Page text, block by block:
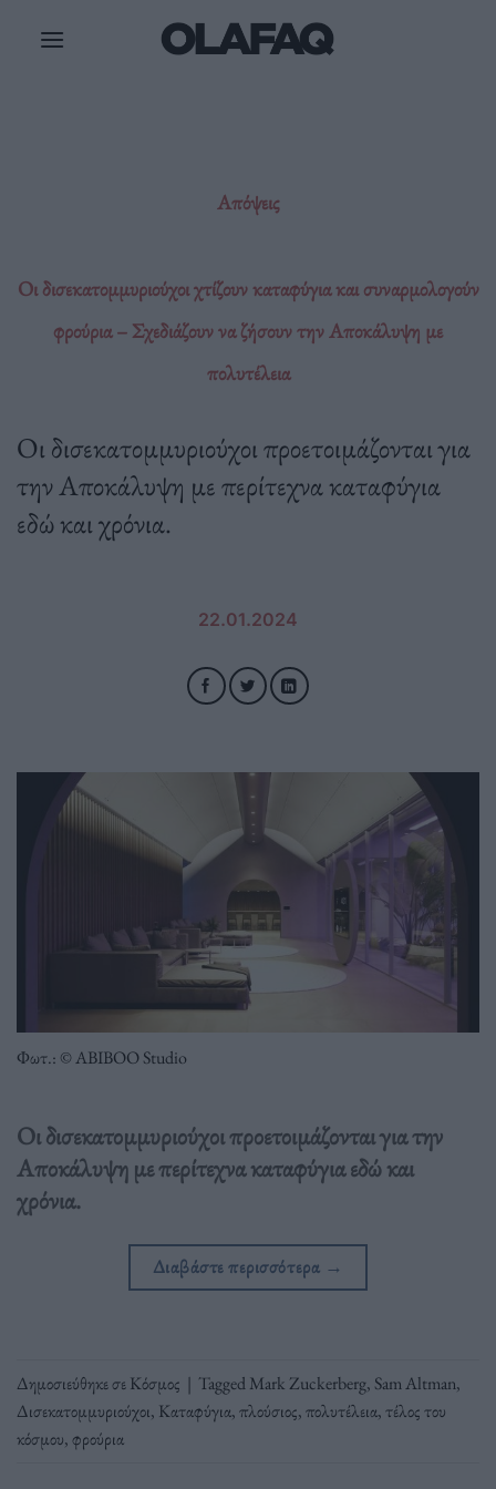
Απόψεις
Οι δισεκατομμυριούχοι χτίζουν καταφύγια και συναρμολογούν
φρούρια – Σχεδιάζουν να ζήσουν την Αποκάλυψη με
πολυτέλεια
Οι δισεκατομμυριούχοι προετοιμάζονται για
την Αποκάλυψη με περίτεχνα καταφύγια
εδώ και χρόνια.
22.01.2024
Φωτ.: © ABIBOO Studio
Οι δισεκατομμυριούχοι προετοιμάζονται για την
Αποκάλυψη με περίτεχνα καταφύγια εδώ και
χρόνια.
Διαβάστε περισσότερα →
Δημοσιεύθηκε σεΚόσμος | TaggedMark Zuckerberg, Sam Altman,
Δισεκατομμυριούχοι, Καταφύγια,πλούσιος,πολυτέλεια,τέλος του
κόσμου,φρούρια